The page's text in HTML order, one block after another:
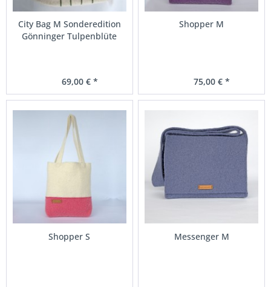
City Bag M Sonderedition
Gönninger Tulpenblüte
69,00 € *
Shopper M
75,00 € *
Shopper S Messenger M